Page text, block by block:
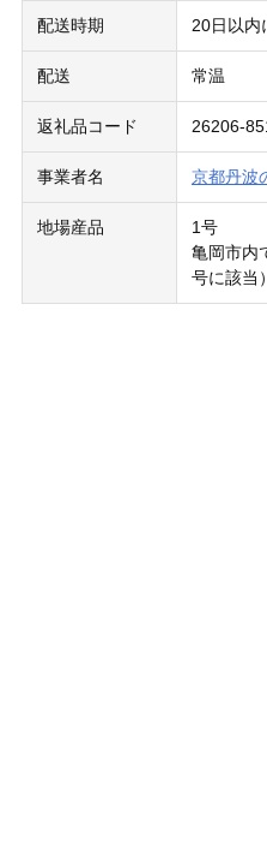
配送時期 20日以内
配送 常温
返礼品コード 26206-
事業者名 京都丹波
地場産品
1号
亀岡市内
号に該当）